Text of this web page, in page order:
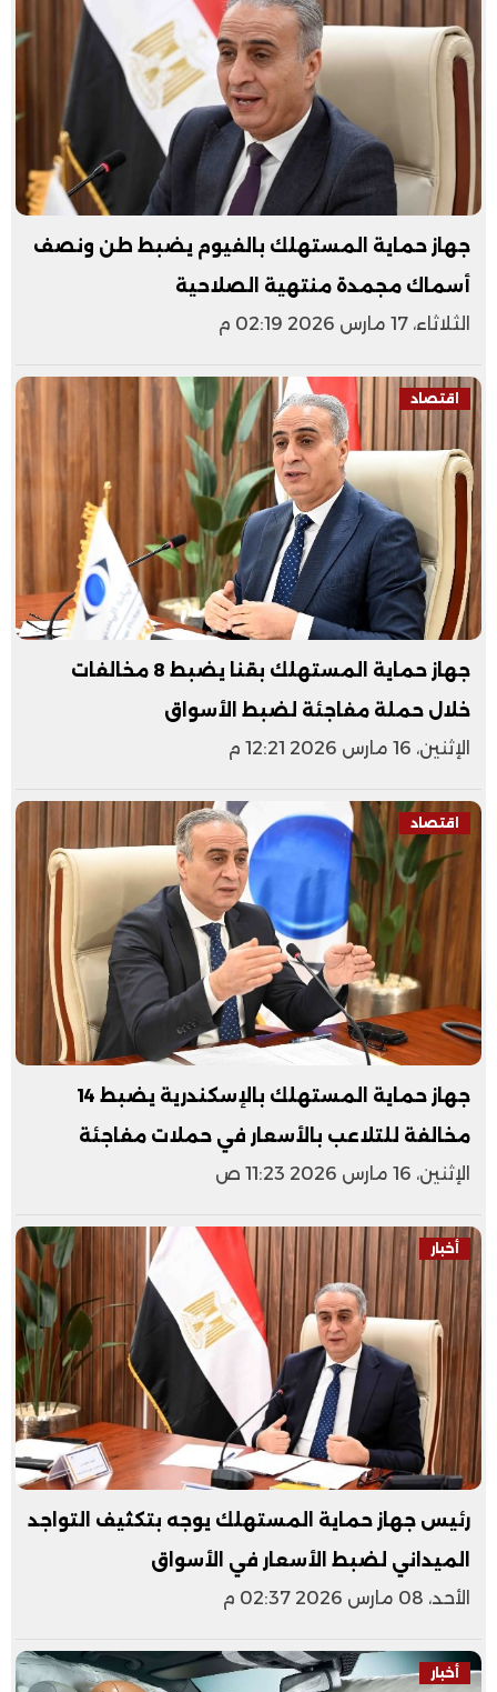
جهاز حماية المستهلك بالفيوم يضبط طن ونصف
أسماك مجمدة منتهية الصلاحية
الثلاثاء، 17 مارس 2026 02:19 م
اقتصاد
جهاز حماية المستهلك بقنا يضبط 8 مخالفات
خلال حملة مفاجئة لضبط الأسواق
الإثنين، 16 مارس 2026 12:21 م
اقتصاد
جهاز حماية المستهلك بالإسكندرية يضبط 14
مخالفة للتلاعب بالأسعار في حملات مفاجئة
الإثنين، 16 مارس 2026 11:23 ص
أخبار
رئيس جهاز حماية المستهلك يوجه بتكثيف التواجد
الميداني لضبط الأسعار في الأسواق
الأحد، 08 مارس 2026 02:37 م
أخبار